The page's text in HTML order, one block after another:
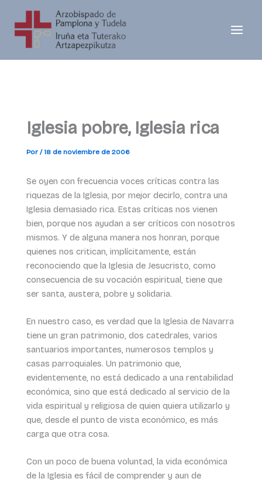
contenido
Iglesia pobre, Iglesia rica
Por /18 de noviembre de 2006
Se oyen con frecuencia voces críticas contra las
riquezas de la Iglesia, por mejor decirlo, contra una
Iglesia demasiado rica. Estas críticas nos vienen
bien, porque nos ayudan a ser críticos con nosotros
mismos. Y de alguna manera nos honran, porque
quienes nos critican, implícitamente, están
reconociendo que la Iglesia de Jesucristo, como
consecuencia de su vocación espiritual, tiene que
ser santa, austera, pobre y solidaria.
En nuestro caso, es verdad que la Iglesia de Navarra
tiene un gran patrimonio, dos catedrales, varios
santuarios importantes, numerosos templos y
casas parroquiales. Un patrimonio que,
evidentemente, no está dedicado a una rentabilidad
económica, sino que está dedicado al servicio de la
vida espiritual y religiosa de quien quiera utilizarlo y
que, desde el punto de vista económico, es más
carga que otra cosa.
Con un poco de buena voluntad, la vida económica
de la Iglesia es fácil de comprender y aun de